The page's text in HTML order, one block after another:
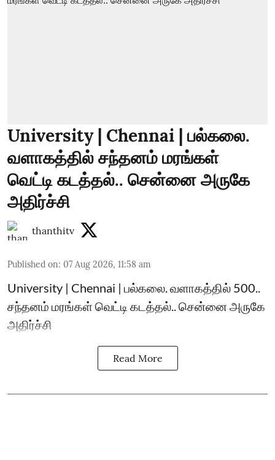
University | Chennai | பல்கலை.
வளாகத்தில் சந்தனம் மரங்கள்
வெட்டி கடத்தல்.. சென்னை அருகே
அதிர்ச்சி
thanthitv
Published on: 07 Aug 2026, 11:58 am
University | Chennai | பல்கலை. வளாகத்தில் 500..
சந்தனம் மரங்கள் வெட்டி கடத்தல்.. சென்னை அருகே
அதிர்ச்சி
Read More